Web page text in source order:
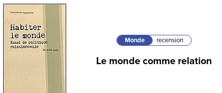
Monde recension
Le monde comme relation